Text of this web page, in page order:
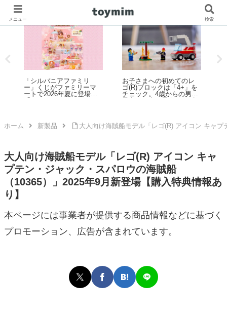
歴代レゴ(R)モジュラービ
ルディング 建物セット一
覧まとめ（2026年最新
版）
無印良品「自分でつくる
組み立てるヘクセンハウ
ス」で手軽にお菓子の家
作りレビュー
ホーム 新製品 大人向け海賊船モデル「レゴ(R) アイコン キャ
大人向け海賊船モデル「レゴ(R) アイコン キャ
プテン・ジャック・スパロウの海賊船
（10365）」2025年9月新登場【購入特典情報あ
り】
本ページには事業者が提供する商品情報などに基づく
プロモーション、広告が含まれています。
メニュー 検索